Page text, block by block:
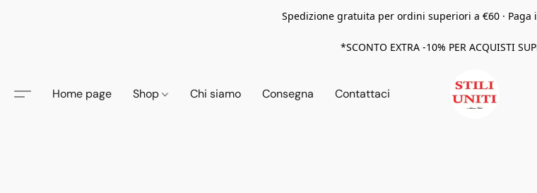
Spedizione gratuita per ordini superiori a €60 · Paga
*SCONTO EXTRA -10% PER ACQUISTI
Home page Shop Chi siamo Consegna Contattaci